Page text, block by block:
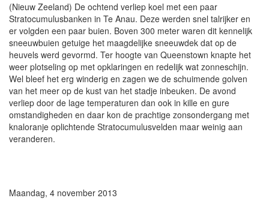
(Nieuw Zeeland) De ochtend verliep koel met een paar
Stratocumulusbanken in Te Anau. Deze werden snel talrijker en
er volgden een paar buien. Boven 300 meter waren dit kennelijk
sneeuwbuien getuige het maagdelijke sneeuwdek dat op de
heuvels werd gevormd. Ter hoogte van Queenstown knapte het
weer plotseling op met opklaringen en redelijk wat zonneschijn.
Wel bleef het erg winderig en zagen we de schuimende golven
van het meer op de kust van het stadje inbeuken. De avond
verliep door de lage temperaturen dan ook in kille en gure
omstandigheden en daar kon de prachtige zonsondergang met
knaloranje oplichtende Stratocumulusvelden maar weinig aan
veranderen.
Maandag, 4 november 2013